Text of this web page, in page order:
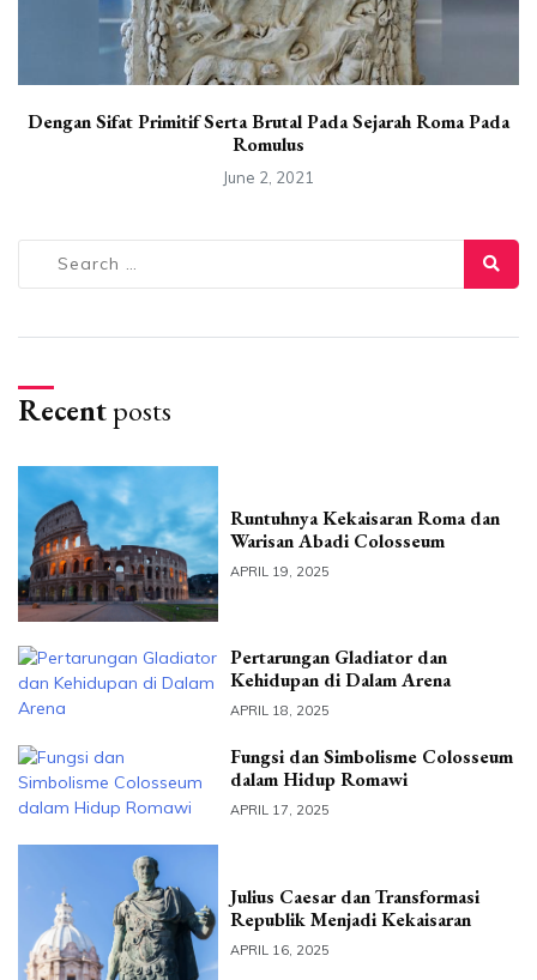
Dengan Sifat Primitif Serta Brutal Pada Sejarah Roma Pada
Romulus
June 2, 2021
Recentposts
Runtuhnya Kekaisaran Roma dan
Warisan Abadi Colosseum
APRIL 19, 2025
Pertarungan Gladiator dan
Kehidupan di Dalam Arena
APRIL 18, 2025
Fungsi dan Simbolisme Colosseum
dalam Hidup Romawi
APRIL 17, 2025
Julius Caesar dan Transformasi
Republik Menjadi Kekaisaran
APRIL 16, 2025